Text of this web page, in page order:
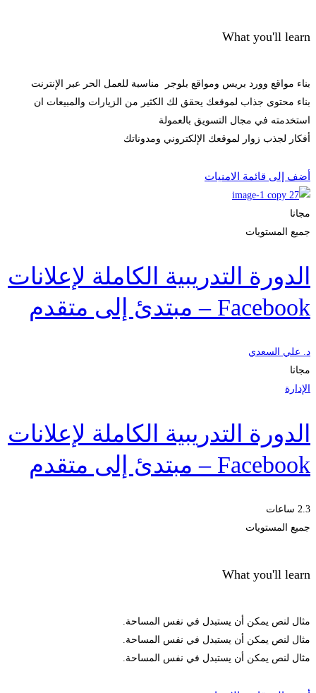
What you'll learn
بناء مواقع وورد بريس ومواقع بلوجر مناسبة للعمل الحر عبر الإنترنت
بناء محتوى جذاب لموقعك يحقق لك الكثير من الزيارات والمبيعات ان
استخدمته في مجال التسويق بالعمولة
أفكار لجذب زوار لموقعك الإلكتروني ومدوناتك
أضف إلى قائمة الامنيات
مجانا
جميع المستويات
الدورة التدريبية الكاملة لإعلانات
Facebook – مبتدئ إلى متقدم
د. علي السعدي
مجانا
الإدارة
الدورة التدريبية الكاملة لإعلانات
Facebook – مبتدئ إلى متقدم
2.3 ساعات
جميع المستويات
What you'll learn
مثال لنص يمكن أن يستبدل في نفس المساحة.
مثال لنص يمكن أن يستبدل في نفس المساحة.
مثال لنص يمكن أن يستبدل في نفس المساحة.